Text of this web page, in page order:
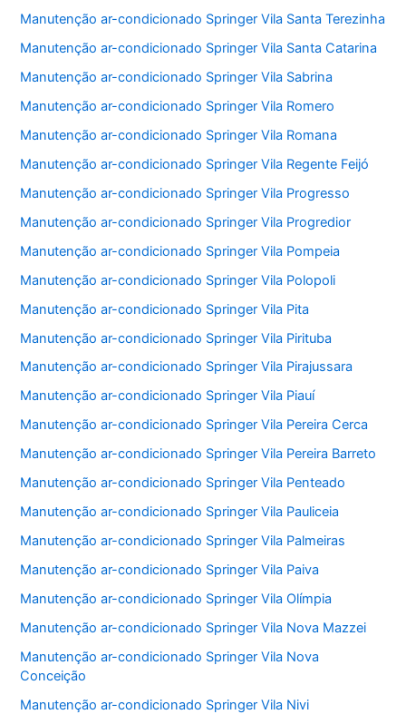
Manutenção ar-condicionado Springer Vila Santa Terezinha
Manutenção ar-condicionado Springer Vila Santa Catarina
Manutenção ar-condicionado Springer Vila Sabrina
Manutenção ar-condicionado Springer Vila Romero
Manutenção ar-condicionado Springer Vila Romana
Manutenção ar-condicionado Springer Vila Regente Feijó
Manutenção ar-condicionado Springer Vila Progresso
Manutenção ar-condicionado Springer Vila Progredior
Manutenção ar-condicionado Springer Vila Pompeia
Manutenção ar-condicionado Springer Vila Polopoli
Manutenção ar-condicionado Springer Vila Pita
Manutenção ar-condicionado Springer Vila Pirituba
Manutenção ar-condicionado Springer Vila Pirajussara
Manutenção ar-condicionado Springer Vila Piauí
Manutenção ar-condicionado Springer Vila Pereira Cerca
Manutenção ar-condicionado Springer Vila Pereira Barreto
Manutenção ar-condicionado Springer Vila Penteado
Manutenção ar-condicionado Springer Vila Pauliceia
Manutenção ar-condicionado Springer Vila Palmeiras
Manutenção ar-condicionado Springer Vila Paiva
Manutenção ar-condicionado Springer Vila Olímpia
Manutenção ar-condicionado Springer Vila Nova Mazzei
Manutenção ar-condicionado Springer Vila Nova
Conceição
Manutenção ar-condicionado Springer Vila Nivi